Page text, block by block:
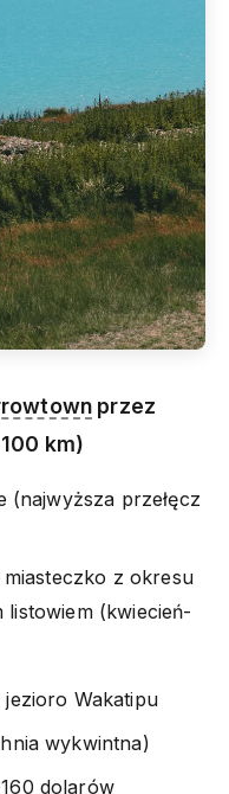
przez
km)
(najwyższa przełęcz
z okresu
listowiem (kwiecień-
Wakatipu
wykwintna)
dolarów